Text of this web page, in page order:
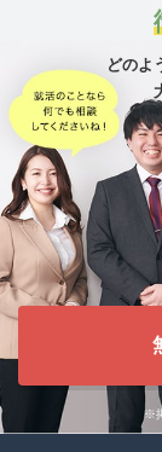
どのよ
※